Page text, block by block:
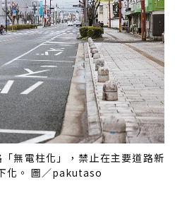
無電柱化」，禁止在主要道路新
化。 圖／pakutaso